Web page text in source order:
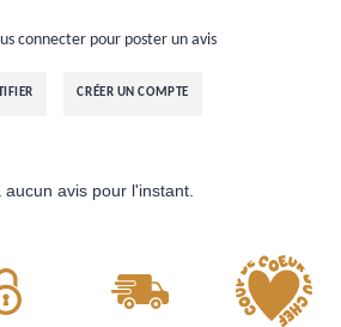
connecter pour poster un avis
CRÉER UN COMPTE
aucun avis pour l'instant.